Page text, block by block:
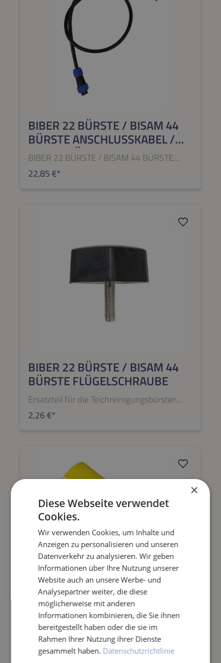
BIBER 22 BÜRSTE / BISAM 44
BÜRSTE ANSCHLUSSKABEL /
KABELSTÜCK 680 MM
BIBER 22 BÜRSTE / BISAM 44 BÜRSTE
22,85 €*
BIBER 22 BÜRSTE / BISAM 44
BÜRSTE FLÜGELSCHRAUBE
Ersatzteil für die Teichreinigungsbürsten
2,26 €*
BIBER 22 BÜRSTE / BISAM 44
BÜRSTE SAUGANSCHLUSS
Ersatzteil für die Teichreinigungsbürsten
25,74 €*
×
Diese Webseite verwendet
Cookies.
Wir verwenden Cookies, um Inhalte und
Anzeigen zu personalisieren und unseren
Datenverkehr zu analysieren. Wir geben
Informationen über Ihre Nutzung unserer
Website auch an unsere Werbe- und
Analysepartner weiter, die diese
möglicherweise mit anderen
Informationen kombinieren, die Sie ihnen
bereitgestellt haben oder die sie im
Rahmen Ihrer Nutzung ihrer Dienste
gesammelt haben. Datenschutzrichtlinie